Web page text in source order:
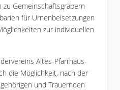
Gemeinschaftsgräbern
für Urnenbeisetzungen
zur individuellen
Altes-Pfarrhaus-
die Möglichkeit, nach der
und Trauernden